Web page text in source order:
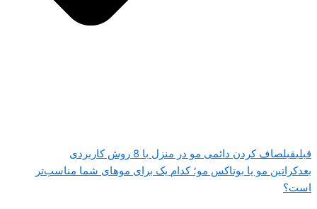
قبلیقبلصاف کردن دائمی مو در منزل با 8 روش کاربردی
بعدکراتین مو یا بوتاکس مو؛ کدام یک برای موهای شما مناسب‌تر
است؟